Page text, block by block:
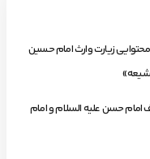
زیارت وارث امام حسین
شیعه»
امام حسن علیه السلام و امام